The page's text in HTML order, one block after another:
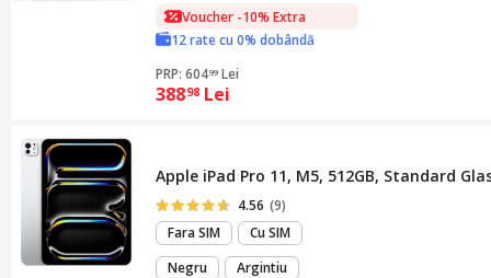
Voucher -10% Extra
12 rate cu 0% dobândă
PRP: 60499 Lei
38898 Lei
Apple iPad Pro 11, M5, 512GB, Standard
4.56 (9)
Fara SIM
Cu SIM
Negru
Argintiu